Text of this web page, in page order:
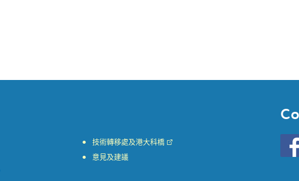
技術轉移處及港大科橋
意見及建議
HKU